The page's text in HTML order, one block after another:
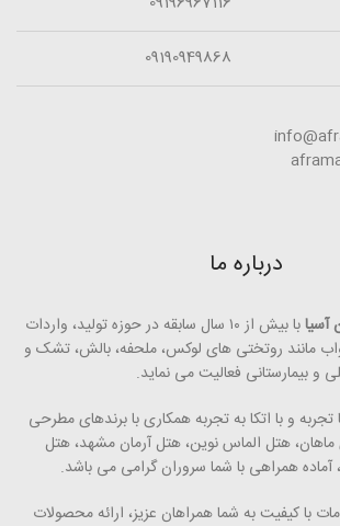
09190949868
درباره ما
با بیش از ۱۰ سال سابقه در حوزه تولید، واردات
مانند روتختی­ های لوکس، ملحفه، بالش، تشک و
بیمارستانی فعالیت می ­نماید.
و با اتکا به تجربه همکاری با برندهای مطرحی
هتل الماس نوین، هتل آرمان مشهد، هتل
همراهی با شما سروران گرامی می ­باشد.
با کیفیت به شما همراهان عزیز، ارائه محصولات